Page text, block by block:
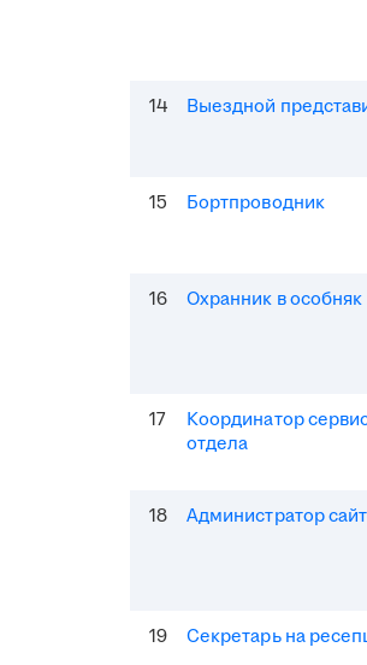
14 Выездной
15 Бортпроводник
16 Охранник в особняк
17
Координатор
отдела
18 Администратор
19 Секретарь на